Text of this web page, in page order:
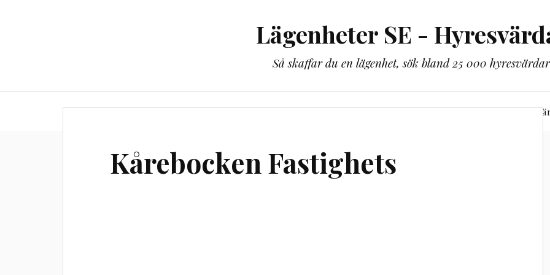
Lägenheter SE -
Så skaffar du en lägenhet, sök bland 25 000
Tillbaka till lägenheter.se Bli guldmedlem Alla
Kårebocken Fastighets